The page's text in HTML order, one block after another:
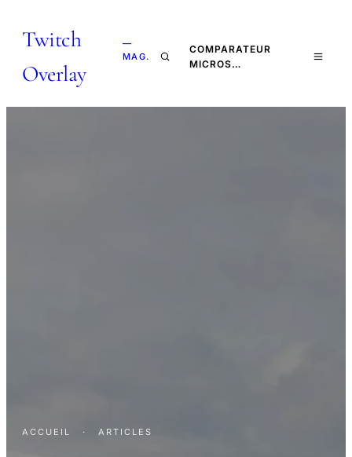
Twitch
Overlay
—
MAG.
COMPARATEUR
MICROS…
ACCUEIL · ARTICLES